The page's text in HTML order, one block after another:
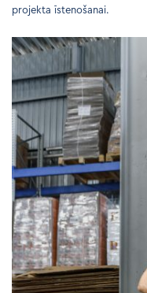
projekta īstenošanai.